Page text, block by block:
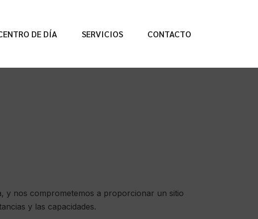
DE DÍA SERVICIOS CONTACTO
y nos comprometemos a proporcionar un sitio
y las capacidades.